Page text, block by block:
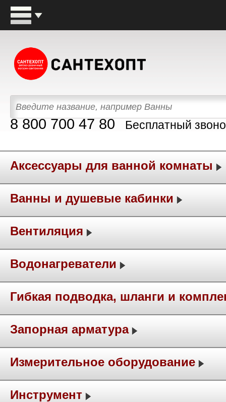
8 800 700 47 80 Бесплатный
Аксессуары для ванной комнаты
Ванны и душевые кабинки
Вентиляция
Водонагреватели
Гибкая подводка, шланги и
Запорная арматура
Измерительное оборудование
Инструмент